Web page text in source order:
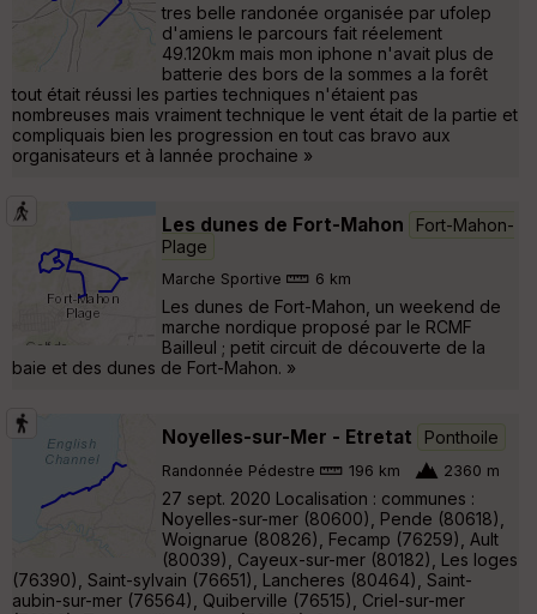
tres belle randonée organisée par ufolep
d'amiens le parcours fait réelement
49.120km mais mon iphone n'avait plus de
batterie des bors de la sommes a la forêt
tout était réussi les parties techniques n'étaient pas
nombreuses mais vraiment technique le vent était de la partie et
compliquais bien les progression en tout cas bravo aux
organisateurs et à lannée prochaine »
Les dunes de Fort-Mahon
Fort-Mahon-
Plage
Marche Sportive 6 km
Les dunes de Fort-Mahon, un weekend de
marche nordique proposé par le RCMF
Bailleul ; petit circuit de découverte de la
baie et des dunes de Fort-Mahon. »
Noyelles-sur-Mer - Etretat Ponthoile
Randonnée Pédestre 196 km 2360 m
27 sept. 2020 Localisation : communes :
Noyelles-sur-mer (80600), Pende (80618),
Woignarue (80826), Fecamp (76259), Ault
(80039), Cayeux-sur-mer (80182), Les loges
(76390), Saint-sylvain (76651), Lancheres (80464), Saint-
aubin-sur-mer (76564), Quiberville (76515), Criel-sur-mer